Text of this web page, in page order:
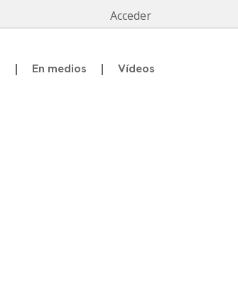
Acceder
En medios Vídeos